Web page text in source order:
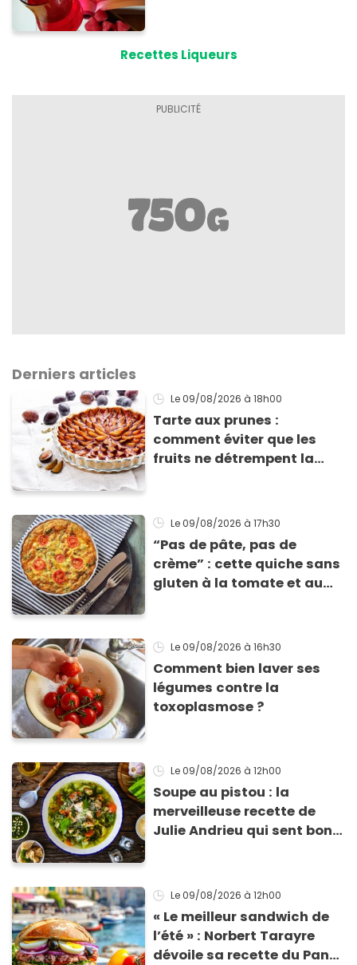
Recettes Liqueurs
Derniers articles
Le 09/08/2026 à 18h00
Tarte aux prunes :
comment éviter que les
fruits ne détrempent la
Le 09/08/2026 à 17h30
“Pas de pâte, pas de
crème” : cette quiche sans
gluten à la tomate et au
Le 09/08/2026 à 16h30
Comment bien laver ses
légumes contre la
toxoplasmose ?
Le 09/08/2026 à 12h00
Soupe au pistou : la
merveilleuse recette de
Julie Andrieu qui sent bon
Le 09/08/2026 à 12h00
« Le meilleur sandwich de
l’été » : Norbert Tarayre
dévoile sa recette du Pan